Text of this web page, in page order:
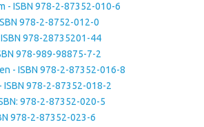
- ISBN 978-2-87352-010-6
978-2-8752-012-0
978-28735201-44
978-989-98875-7-2
- ISBN 978-2-87352-016-8
ISBN 978-2-87352-018-2
978-2-87352-020-5
978-2-87352-023-6